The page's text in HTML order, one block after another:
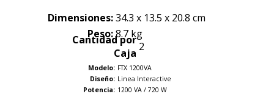
Dimensiones: 34.3 x 13.5 x 20.8 cm
Peso:8.7 kg
Cantidad por
Caja 2
Modelo: FTX 1200VA
Diseño: Linea Interactive
Potencia: 1200 VA / 720 W